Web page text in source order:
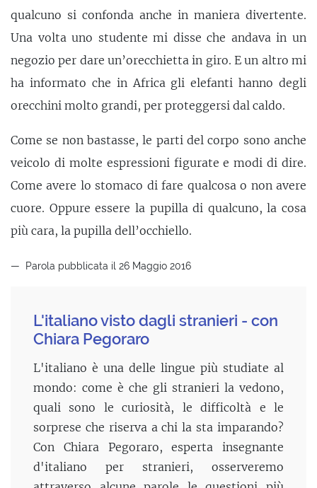
qualcuno si confonda anche in maniera divertente.
Una volta uno studente mi disse che andava in un
negozio per dare un’orecchietta in giro. E un altro mi
ha informato che in Africa gli elefanti hanno degli
orecchini molto grandi, per proteggersi dal caldo.
Come se non bastasse, le parti del corpo sono anche
veicolo di molte espressioni figurate e modi di dire.
Come avere lo stomaco di fare qualcosa o non avere
cuore. Oppure essere la pupilla di qualcuno, la cosa
più cara, la pupilla dell’occhiello.
Parola pubblicata il 26 Maggio 2016
L'italiano visto dagli stranieri - con
Chiara Pegoraro
L'italiano è una delle lingue più studiate al
mondo: come è che gli stranieri la vedono,
quali sono le curiosità, le difficoltà e le
sorprese che riserva a chi la sta imparando?
Con Chiara Pegoraro, esperta insegnante
d'italiano per stranieri, osserveremo